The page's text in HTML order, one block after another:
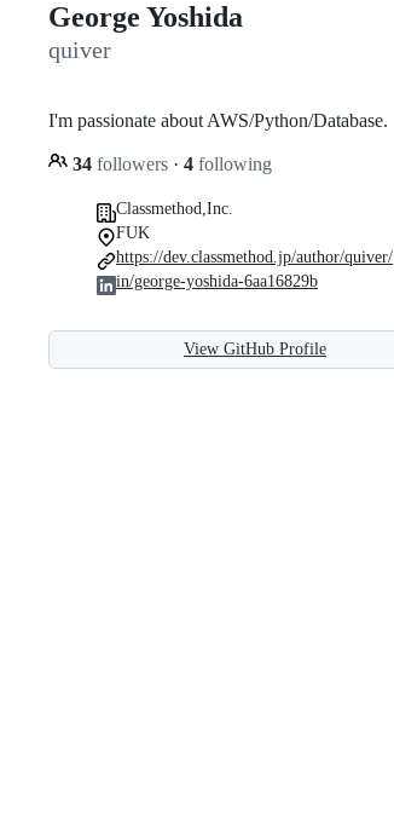
George Yoshida
quiver
I'm passionate about AWS/Python/Database.
34 followers · 4 following
Classmethod,Inc.
FUK
https://dev.classmethod.jp/author/quiver/
in/george-yoshida-6aa16829b
View GitHub Profile